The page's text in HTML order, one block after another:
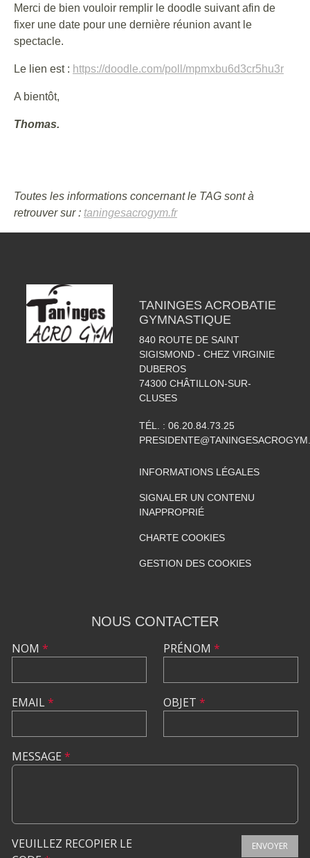
Merci de bien vouloir remplir le doodle suivant afin de
fixer une date pour une dernière réunion avant le
spectacle.
Le lien est : https://doodle.com/poll/mpmxbu6d3cr5hu3r
A bientôt,
Thomas.
Toutes les informations concernant le TAG sont à
retrouver sur : taningesacrogym.fr
TANINGES ACROBATIE
GYMNASTIQUE
840 ROUTE DE SAINT
SIGISMOND - CHEZ VIRGINIE
DUBEROS
74300 CHÂTILLON-SUR-
CLUSES
TÉL. : 06.20.84.73.25
INFORMATIONS LÉGALES
SIGNALER UN CONTENU
INAPPROPRIÉ
CHARTE COOKIES
GESTION DES COOKIES
NOUS CONTACTER
NOM *
EMAIL*
PRÉNOM *
OBJET *
MESSAGE *
VEUILLEZ RECOPIER LE
ENVOYER